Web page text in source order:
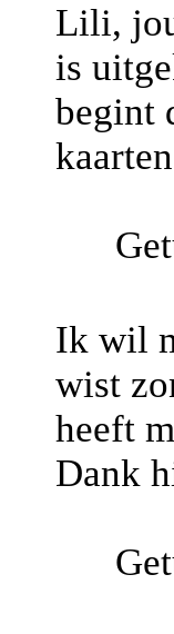
Lili,
is
begint
Ik wil
wist
heeft
Dank